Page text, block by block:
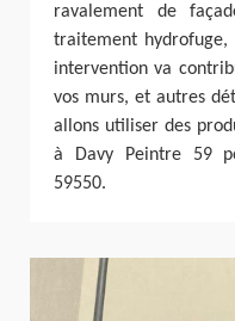
ravalement de
traitement
intervention va
vos murs, et autres
allons utiliser des
à Davy Peintre 59
59550.